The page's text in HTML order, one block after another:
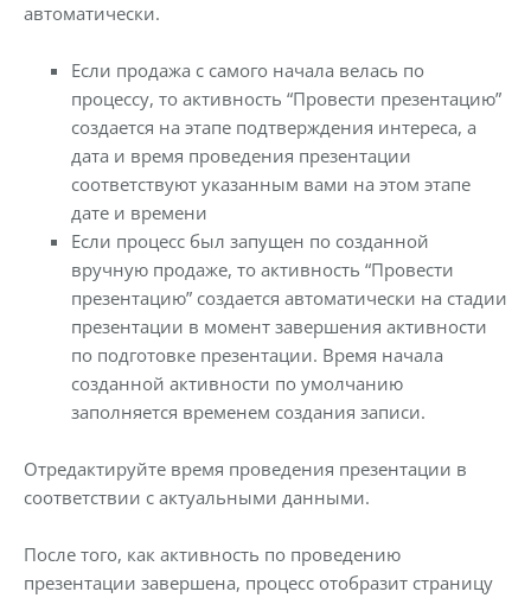
автоматически.
Если продажа с самого начала велась по
процессу, то активность “Провести презентацию”
создается на этапе подтверждения интереса, а
дата и время проведения презентации
соответствуют указанным вами на этом этапе
дате и времени
Если процесс был запущен по созданной
вручную продаже, то активность “Провести
презентацию” создается автоматически на стадии
презентации в момент завершения активности
по подготовке презентации. Время начала
созданной активности по умолчанию
заполняется временем создания записи.
Отредактируйте время проведения презентации в
соответствии с актуальными данными.
После того, как активность по проведению
презентации завершена, процесс отобразит страницу